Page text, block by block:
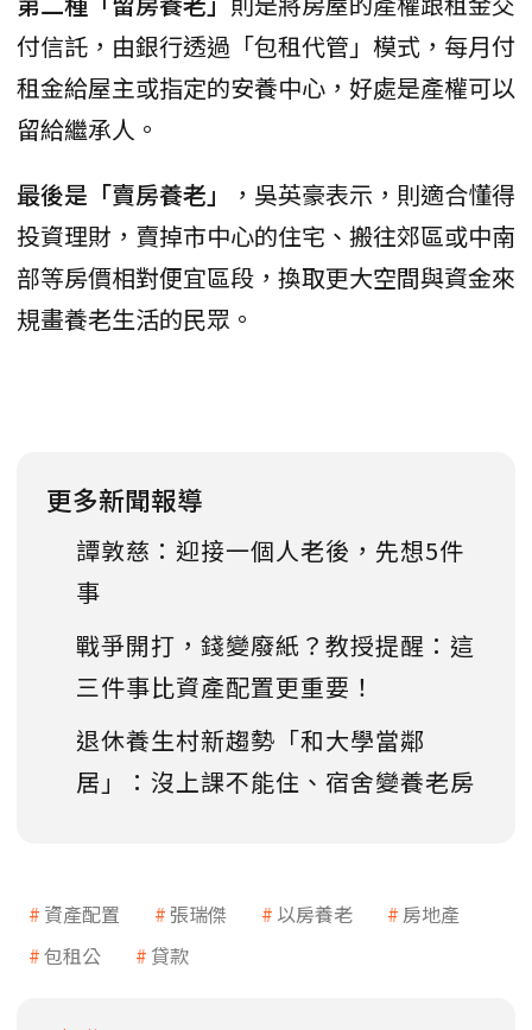
付信託，由銀行透過「包租代管」模式，每月付
租金給屋主或指定的安養中心，好處是產權可以
留給繼承人。
最後是「賣房養老」
，吳英豪表示，則適合懂得
投資理財，賣掉市中心的住宅、搬往郊區或中南
部等房價相對便宜區段，換取更大空間與資金來
規畫養老生活的民眾。
更多新聞報導
譚敦慈：迎接一個人老後，先想5件
事
戰爭開打，錢變廢紙？教授提醒：這
三件事比資產配置更重要！
退休養生村新趨勢「和大學當鄰
居」：沒上課不能住、宿舍變養老房
資產配置 張瑞傑 以房養老
房地產
包租公
貸款